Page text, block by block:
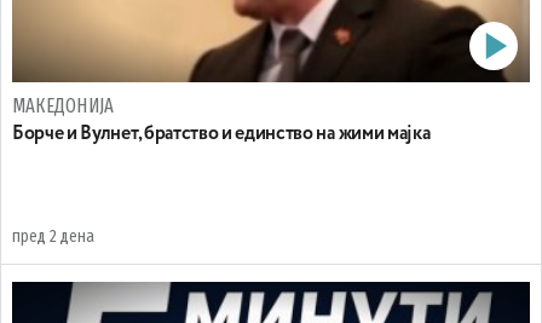
МАКЕДОНИЈА
Борче и Вулнет, братство и единство на жими мајка
пред 2 дена